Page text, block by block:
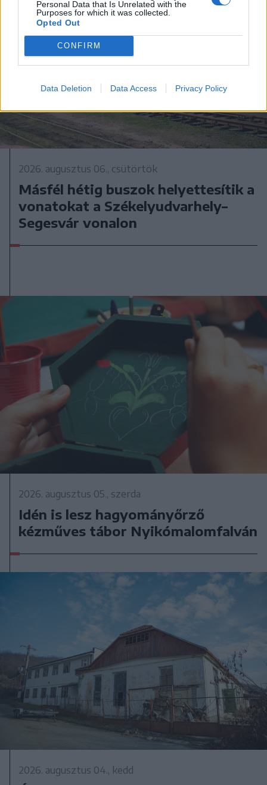
Personal Data that Is Unrelated with the
Purposes for which it was collected.
Opted Out
CONFIRM
Data Deletion Data Access Privacy Policy
2026. augusztus 06., csütörtök
Másfél hétig buszok helyettesítik a
vonatokat a Székelyudvarhely–
Segesvár vonalon
2026. augusztus 05., szerda
Idén is lesz hagyományőrző
kézműves tábor Nyikómalomfalván
2026. augusztus 04., kedd